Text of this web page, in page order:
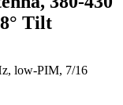
Tilt
low-PIM, 7/16